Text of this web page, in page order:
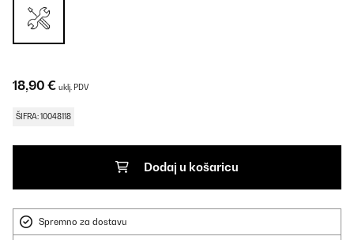
18,90 € uklj. PDV
ŠIFRA: 10048118
Dodaj u košaricu
Spremno za dostavu